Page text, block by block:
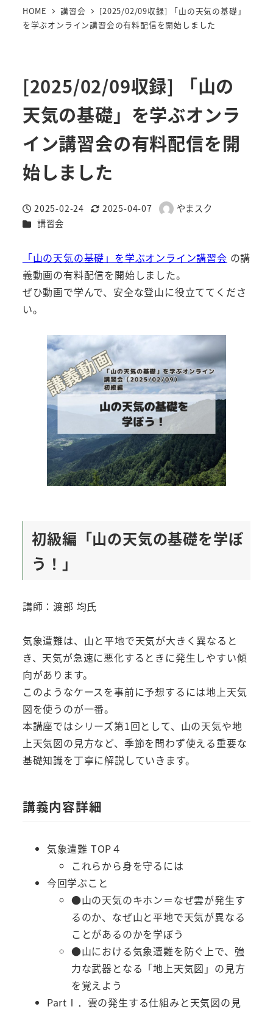
HOME 講習会
[2025/02/09収録] 「山の天気の基礎」
を学ぶオンライン講習会の有料配信を開始しました
[2025/02/09収録] 「山の
天気の基礎」を学ぶオンラ
イン講習会の有料配信を開
始しました
投稿日
2025-02-24
更新日
2025-04-07
著
やまスク
カテゴリー
講習会
「山の天気の基礎」を学ぶオンライン講習会 の講
義動画の有料配信を開始しました。
ぜひ動画で学んで、安全な登山に役立ててくださ
い。
初級編「山の天気の基礎を学ぼ
う！」
講師：渡部 均氏
気象遭難は、山と平地で天気が大きく異なると
き、天気が急速に悪化するときに発生しやすい傾
向があります。
このようなケースを事前に予想するには地上天気
図を使うのが一番。
本講座ではシリーズ第1回として、山の天気や地
上天気図の見方など、季節を問わず使える重要な
基礎知識を丁寧に解説していきます。
講義内容詳細
気象遭難 TOP４
これらから身を守るには
今回学ぶこと
●山の天気のキホン＝なぜ雲が発生す
るのか、なぜ山と平地で天気が異なる
ことがあるのかを学ぼう
●山における気象遭難を防ぐ上で、強
力な武器となる「地上天気図」の見方
を覚えよう
PartⅠ．雲の発生する仕組みと天気図の見